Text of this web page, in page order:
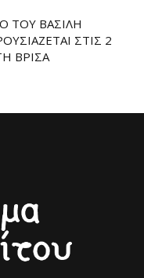
ΤΟΥ ΒΑΣΙΛΗ
ΣΤΙΣ 2
ΒΡΙΣΑ